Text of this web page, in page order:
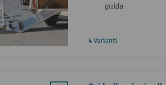
guida
4 Varianti